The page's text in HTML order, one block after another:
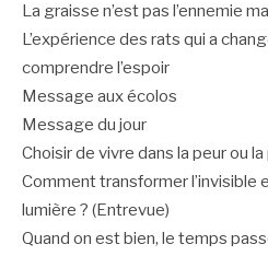
La graisse n’est pas l’ennemie
L’expérience des rats qui a
comprendre l’espoir
Message aux écolos
Message du jour
Choisir de vivre dans la peur ou la
Comment transformer l’invisible
lumière ? (Entrevue)
Quand on est bien, le temps